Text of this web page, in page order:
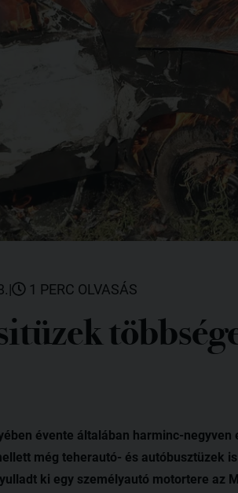
| 1 PERC OLVASÁS
évente általában harminc-
még teherautó- és autóbusztüzek
ki egy személyautó motortere az